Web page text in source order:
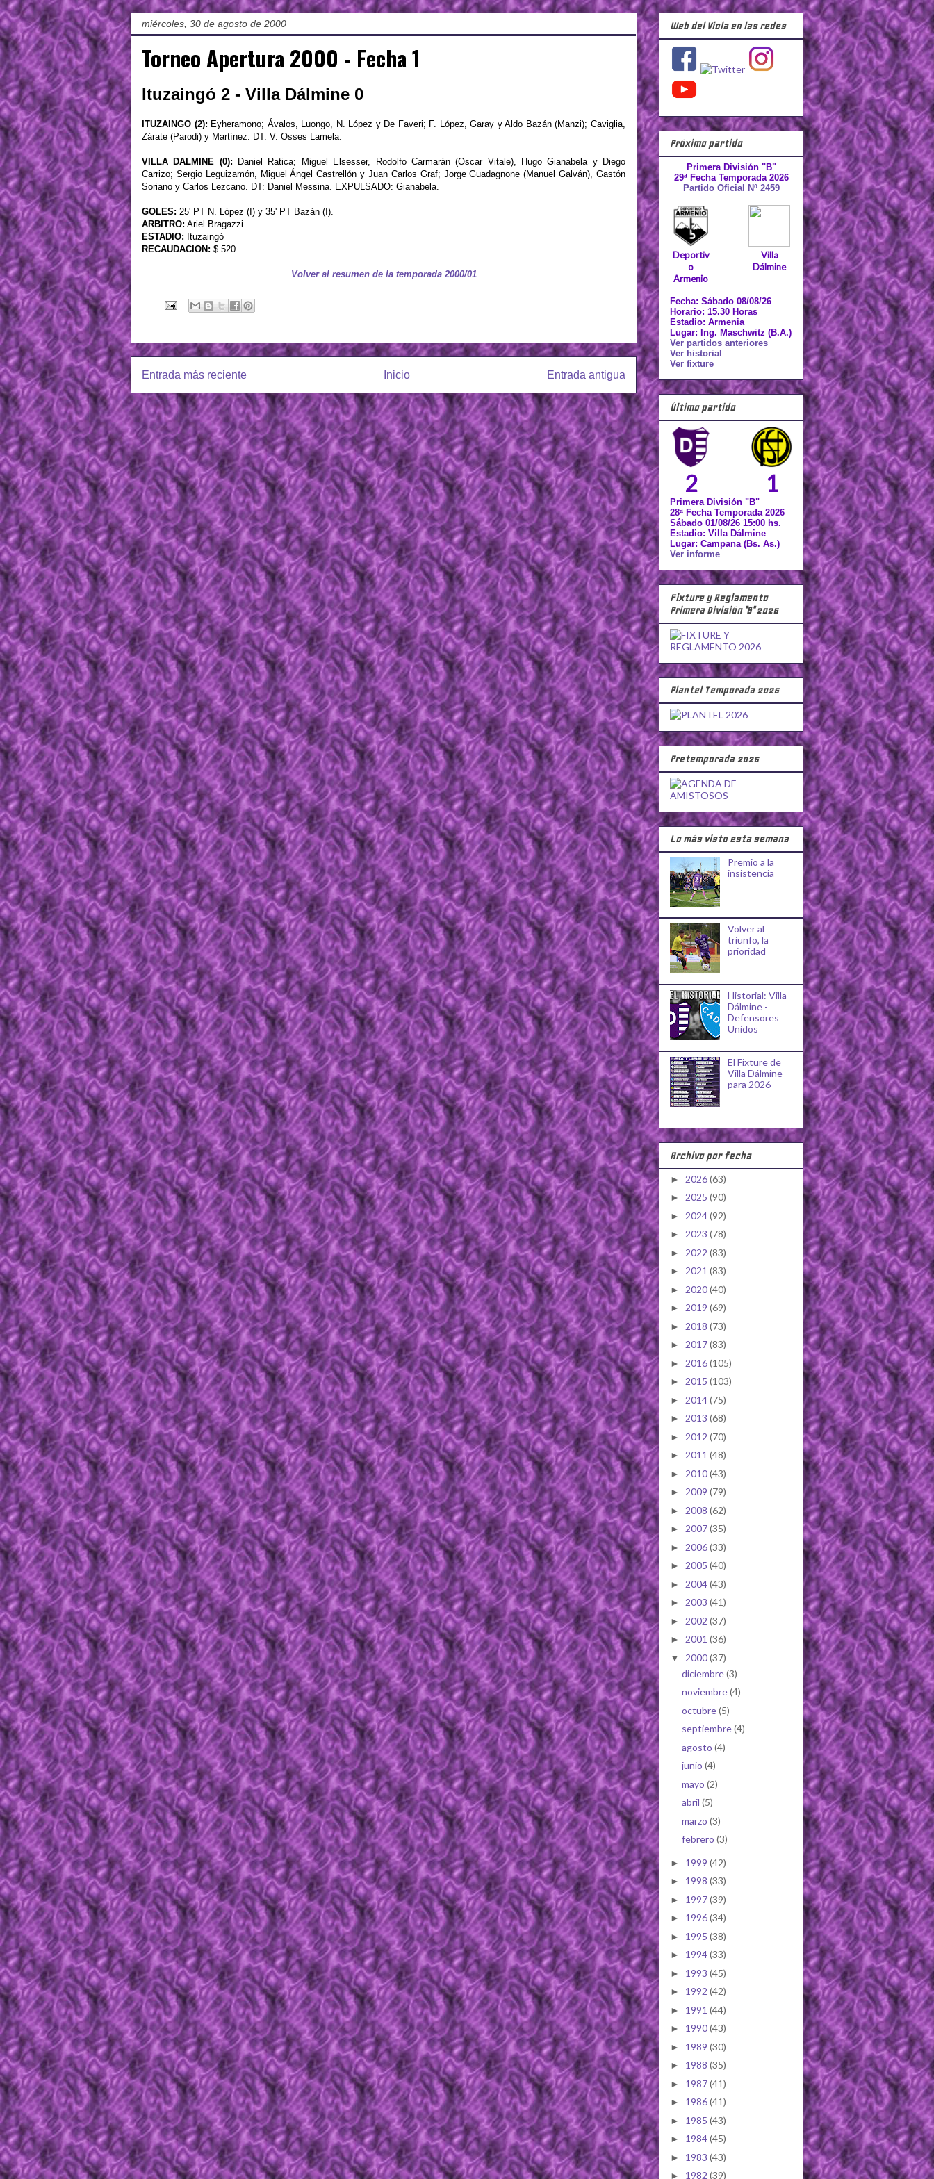
miércoles, 30 de agosto de 2000
Torneo Apertura 2000 - Fecha 1
Ituzaingó 2 - Villa Dálmine 0
ITUZAINGO (2): Eyheramono; Ávalos, Luongo, N. López y De Faveri; F. López, Garay y Aldo Bazán (Manzi); Caviglia,
Zárate (Parodi) y Martínez. DT: V. Osses Lamela.
VILLA DALMINE (0): Daniel Ratica; Miguel Elsesser, Rodolfo Carmarán (Oscar Vitale), Hugo Gianabela y Diego
Carrizo; Sergio Leguizamón, Miguel Ángel Castrellón y Juan Carlos Graf; Jorge Guadagnone (Manuel Galván), Gastón
Soriano y Carlos Lezcano. DT: Daniel Messina. EXPULSADO: Gianabela.
GOLES: 25' PT N. López (I) y 35' PT Bazán (I).
ARBITRO: Ariel Bragazzi
ESTADIO: Ituzaingó
RECAUDACION: $ 520
Volver al resumen de la temporada 2000/01
Entrada más reciente Entrada antigua
Inicio
Web del Viola en las redes
Próximo partido
Primera División "B"
29ª Fecha Temporada 2026
Partido Oficial Nº 2459
Deportiv
o
Armenio
Villa
Dálmine
Fecha: Sábado 08/08/26
Horario: 15.30 Horas
Estadio: Armenia
Lugar: Ing. Maschwitz (B.A.)
Ver partidos anteriores
Ver historial
Ver fixture
Último partido
2 1
Primera División "B"
28ª Fecha Temporada 2026
Sábado 01/08/26 15:00 hs.
Estadio: Villa Dálmine
Lugar: Campana (Bs. As.)
Ver informe
Fixture y Reglamento
Primera División "B" 2026
Plantel Temporada 2026
Pretemporada 2026
Lo más visto esta semana
Premio a la
insistencia
Volver al
triunfo, la
prioridad
Historial: Villa
Dálmine -
Defensores
Unidos
El Fixture de
Villa Dálmine
para 2026
Archivo por fecha
► 2026(63)
► 2025 (90)
► 2024(92)
► 2023 (78)
► 2022 (83)
► 2021 (83)
► 2020(40)
► 2019 (69)
► 2018 (73)
► 2017(83)
► 2016(105)
► 2015 (103)
► 2014(75)
► 2013 (68)
► 2012 (70)
► 2011 (48)
► 2010(43)
► 2009 (79)
► 2008 (62)
► 2007(35)
► 2006(33)
► 2005 (40)
► 2004(43)
► 2003 (41)
► 2002 (37)
► 2001 (36)
▼ 2000(37)
diciembre(3)
noviembre(4)
octubre(5)
septiembre(4)
agosto (4)
junio (4)
mayo (2)
abril (5)
marzo (3)
febrero (3)
► 1999 (42)
► 1998 (33)
► 1997(39)
► 1996(34)
► 1995 (38)
► 1994(33)
► 1993 (45)
► 1992 (42)
► 1991 (44)
► 1990(43)
► 1989 (30)
► 1988 (35)
► 1987(41)
► 1986(41)
► 1985 (43)
► 1984(45)
► 1983 (43)
► 1982 (39)